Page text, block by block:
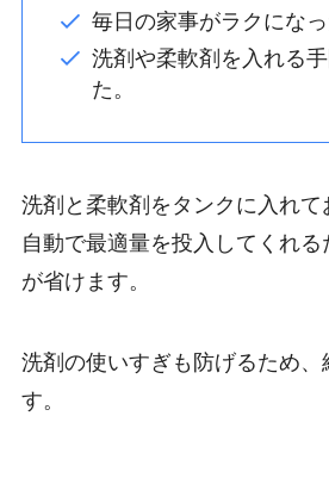
毎日の家事がラクになっ
洗剤や柔軟剤を入れる
た。
洗剤と柔軟剤をタンクに入れて
自動で最適量を投入してくれ
が省けます。
洗剤の使いすぎも防げるため、
す。